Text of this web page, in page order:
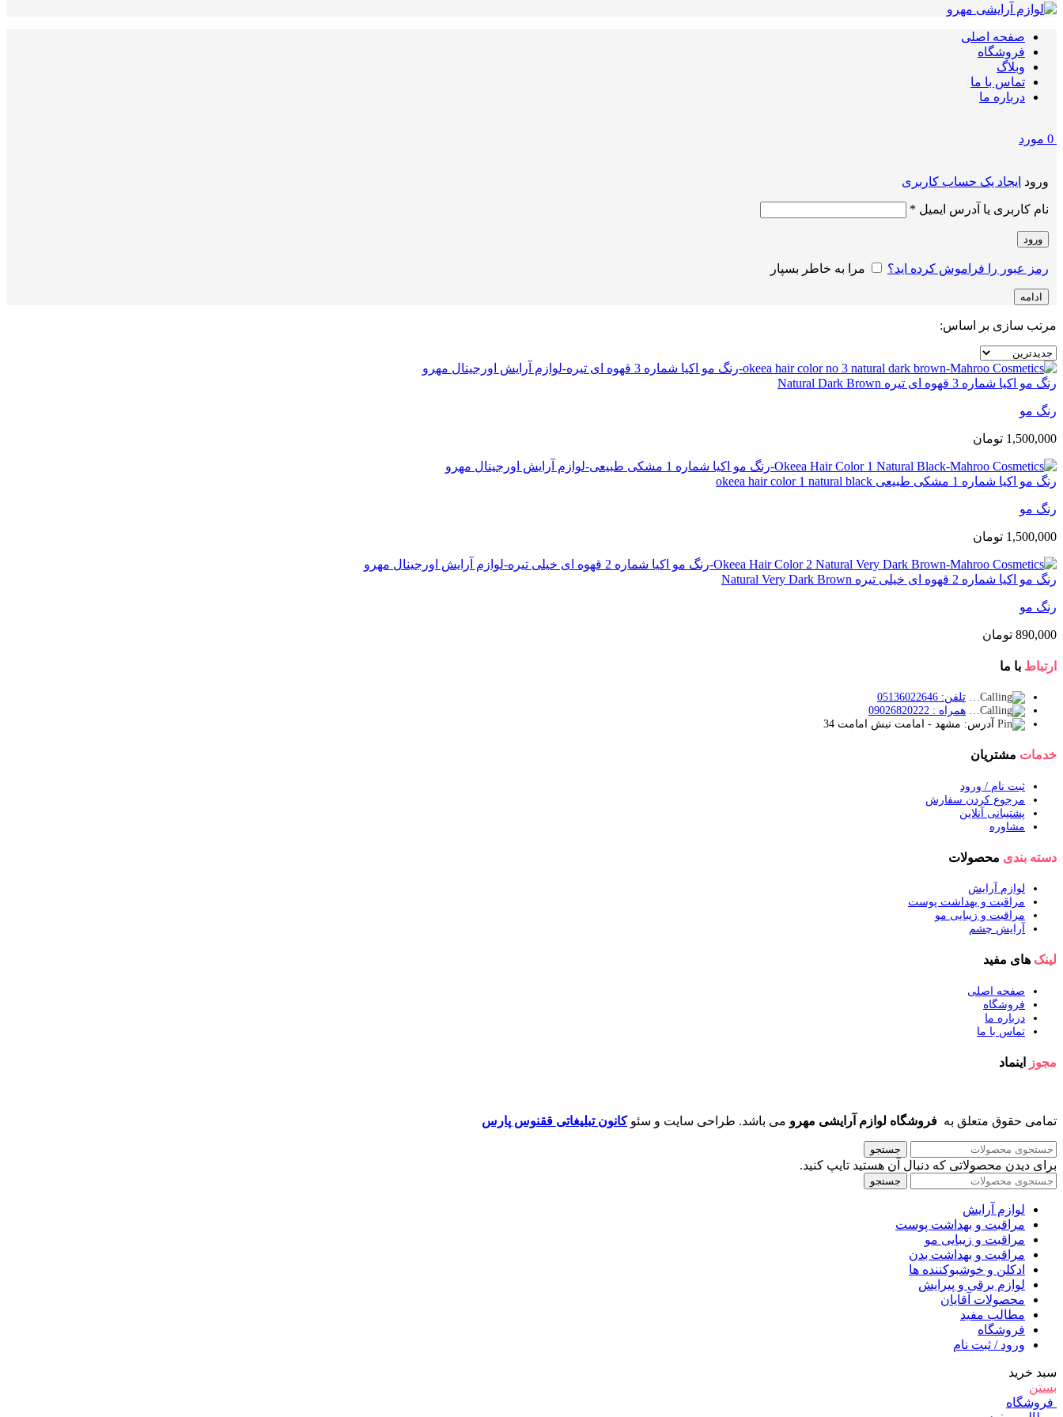
صفحه اصلی
فروشگاه
وبلاگ
تماس با ما
درباره ما
0 مورد
ورود ایجاد یک حساب کاربری
نام کاربری یا آدرس ایمیل *
ورود
رمز عبور را فراموش کرده اید؟ مرا به خاطر بسپار
ادامه
مرتب سازی بر اساس:
رنگ مو اکیا شماره 3 قهوه ای تیره Natural Dark Brown
رنگ مو
1,500,000 تومان
رنگ مو اکیا شماره 1 مشکی طبیعی okeea hair color 1 natural black
رنگ مو
1,500,000 تومان
رنگ مو اکیا شماره 2 قهوه ای خیلی تیره Natural Very Dark Brown
رنگ مو
890,000 تومان
ارتباط با ما
تلفن: 05136022646
همراه : 09026820222
آدرس: مشهد - امامت نبش امامت 34
خدمات مشتریان
ثبت نام / ورود
مرجوع کردن سفارش
پشتیبانی آنلاین
مشاوره
دسته بندی محصولات
لوازم آرایش
مراقبت و بهداشت پوست
مراقبت و زیبایی مو
آرایش چشم
لینک های مفید
صفحه اصلی
فروشگاه
درباره ما
تماس با ما
مجوز اینماد
تمامی حقوق متعلق به فروشگاه لوازم آرایشی مهرو می باشد. طراحی سایت و سئوکانون تبلیغاتی ققنوس پارس
جستجو
برای دیدن محصولاتی که دنبال آن هستید تایپ کنید.
جستجو
لوازم آرایش
مراقبت و بهداشت پوست
مراقبت و زیبایی مو
مراقبت و بهداشت بدن
ادکلن و خوشبوکننده ها
لوازم برقی و پیرایش
محصولات آقایان
مطالب مفید
فروشگاه
ورود / ثبت نام
سبد خرید
بستن
فروشگاه